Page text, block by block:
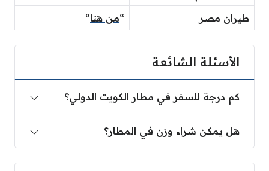
طيران مصر “من هنا“
الأسئلة الشائعة
كم درجة للسفر في مطار الكويت الدولي؟
هل يمكن شراء وزن في المطار؟